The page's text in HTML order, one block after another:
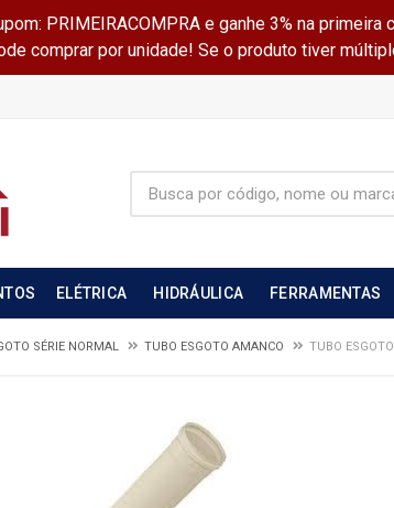
PRIMEIRACOMPRA e ganhe 3% na
comprar por unidade! Se o produto tiver
ELÉTRICA HIDRÁULICA FERRAMENTAS
SÉRIE NORMAL TUBO ESGOTO AMANCO TUBO